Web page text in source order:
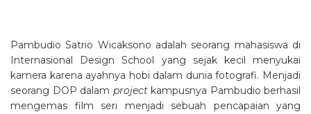
Pambudio Satrio Wicaksono adalah seorang mahasiswa di
Internasional Design School yang sejak kecil menyukai
kamera karena ayahnya hobi dalam dunia fotografi. Menjadi
seorang DOP dalam projectkampusnya Pambudio berhasil
mengemas film seri menjadi sebuah pencapaian yang